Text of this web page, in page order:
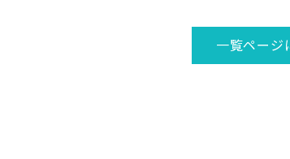
一覧ページ